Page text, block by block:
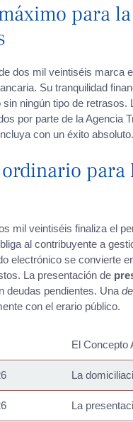
para
dos mil veintiséis marca
Su tranquilidad
ningún tipo de retrasos.
por parte de la Agencia
con un éxito absoluto.
para
mil veintiséis finaliza el
al contribuyente a
electrónico se convierte
La presentación de
deudas pendientes. Una
con el erario público.
El Concepto
La
La